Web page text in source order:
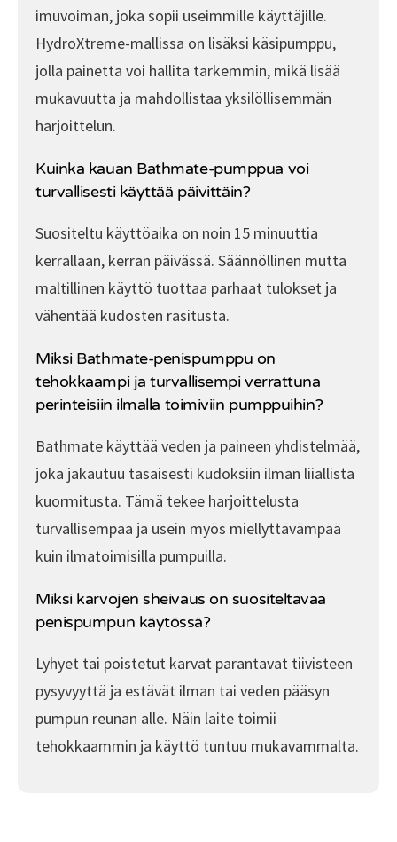
imuvoiman, joka sopii useimmille käyttäjille.
HydroXtreme-mallissa on lisäksi käsipumppu,
jolla painetta voi hallita tarkemmin, mikä lisää
mukavuutta ja mahdollistaa yksilöllisemmän
harjoittelun.
Kuinka kauan Bathmate-pumppua voi
turvallisesti käyttää päivittäin?
Suositeltu käyttöaika on noin 15 minuuttia
kerrallaan, kerran päivässä. Säännöllinen mutta
maltillinen käyttö tuottaa parhaat tulokset ja
vähentää kudosten rasitusta.
Miksi Bathmate-penispumppu on
tehokkaampi ja turvallisempi verrattuna
perinteisiin ilmalla toimiviin pumppuihin?
Bathmate käyttää veden ja paineen yhdistelmää,
joka jakautuu tasaisesti kudoksiin ilman liiallista
kuormitusta. Tämä tekee harjoittelusta
turvallisempaa ja usein myös miellyttävämpää
kuin ilmatoimisilla pumpuilla.
Miksi karvojen sheivaus on suositeltavaa
penispumpun käytössä?
Lyhyet tai poistetut karvat parantavat tiivisteen
pysyvyyttä ja estävät ilman tai veden pääsyn
pumpun reunan alle. Näin laite toimii
tehokkaammin ja käyttö tuntuu mukavammalta.